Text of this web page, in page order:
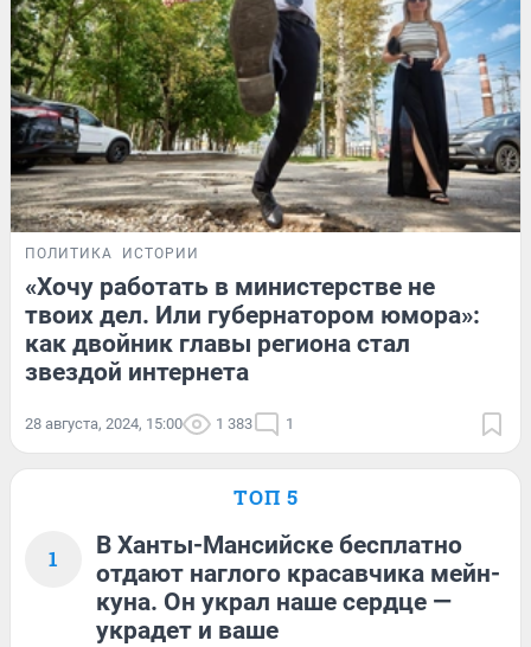
ПОЛИТИКА ИСТОРИИ
«Хочу работать в министерстве не
твоих дел. Или губернатором юмора»:
как двойник главы региона стал
звездой интернета
28 августа, 2024, 15:00 1 383 1
ТОП 5
1
В Ханты-Мансийске бесплатно
отдают наглого красавчика мейн-
куна. Он украл наше сердце —
украдет и ваше